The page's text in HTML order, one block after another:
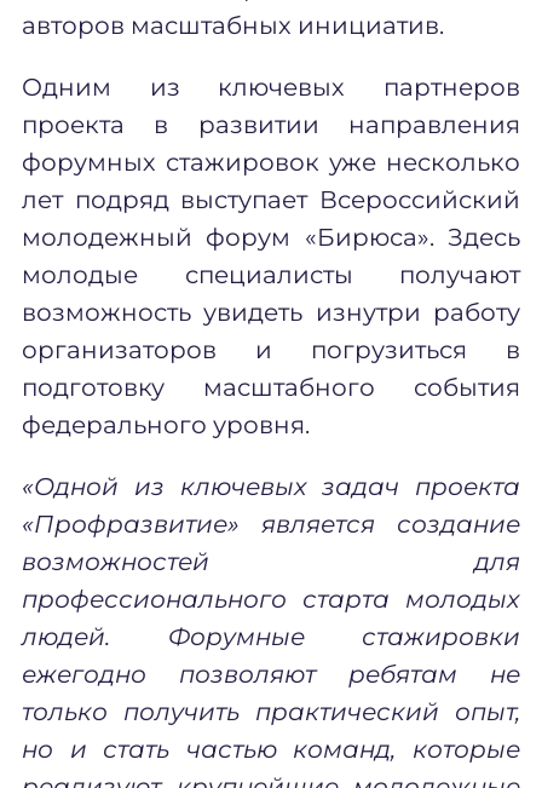
авторов масштабных инициатив.
Одним из ключевых партнеров
проекта в развитии направления
форумных стажировок уже несколько
лет подряд выступает Всероссийский
молодежный форум «Бирюса». Здесь
молодые специалисты получают
возможность увидеть изнутри работу
организаторов и погрузиться в
подготовку масштабного события
федерального уровня.
«Одной из ключевых задач проекта
«Профразвитие» является создание
возможностей для
профессионального старта молодых
людей. Форумные стажировки
ежегодно позволяют ребятам не
только получить практический опыт,
но и стать частью команд, которые